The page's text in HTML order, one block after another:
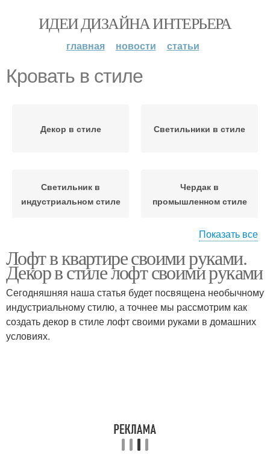
ИДЕИ ДИЗАЙНА ИНТЕРЬЕРА
главная новости статьи
Кровать в стиле
Декор в стиле Светильники в стиле
Светильник в
индустриальном стиле
Чердак в
промышленном стиле
Дизайн в стиле
Показать все
Лофт в квартире своими руками.
Декор в стиле лофт своими руками
Сегодняшняя наша статья будет посвящена необычному
индустриальному стилю, а точнее мы рассмотрим как
создать декор в стиле лофт своими руками в домашних
условиях.